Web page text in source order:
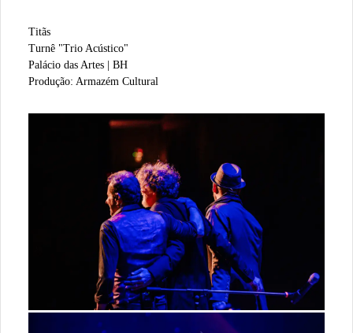
Titãs
Turnê "Trio Acústico"
Palácio das Artes | BH
Produção: Armazém Cultural